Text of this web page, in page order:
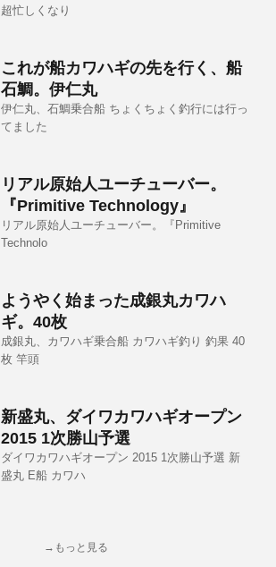
超忙しくなり
これが船カワハギの先を行く、船
石鯛。伊仁丸
伊仁丸、石鯛乗合船 ちょくちょく釣行には行っ
てました
リアル原始人ユーチューバー。
『Primitive Technology』
リアル原始人ユーチューバー。『Primitive
Technolo
ようやく始まった成銀丸カワハ
ギ。40枚
成銀丸、カワハギ乗合船 カワハギ釣り 釣果 40
枚 竿頭
新盛丸、ダイワカワハギオープン
2015 1次勝山予選
ダイワカワハギオープン 2015 1次勝山予選 新
盛丸 E船 カワハ
→もっと見る